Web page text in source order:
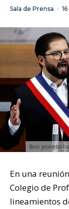
Sala de Prensa ·
Boric prometió
En una
Colegio de
lineamientos